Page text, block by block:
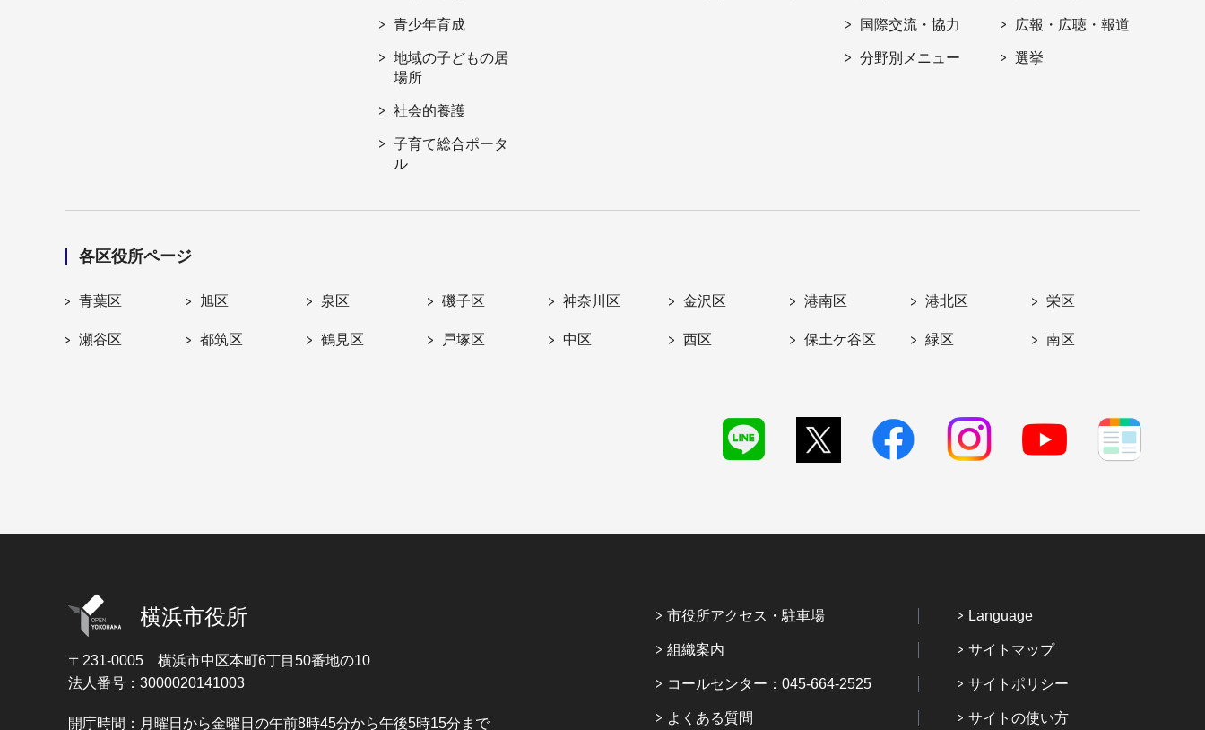
青少年育成
地域の子どもの居
場所
社会的養護
子育て総合ポータ
ル
国際交流・協力
分野別メニュー
広報・広聴・報道
選挙
各区役所ページ
青葉区 旭区 泉区 磯子区 神奈川区 金沢区 港南区 港北区 栄区
瀬谷区 都筑区 鶴見区 戸塚区 中区 西区 保土ケ谷区 緑区 南区
横浜市役所
〒231-0005 横浜市中区本町6丁目50番地の10
法人番号：3000020141003
開庁時間：月曜日から金曜日の午前8時45分から午後5時15分まで
市役所アクセス・駐車場
組織案内
コールセンター：045-664-2525
よくある質問
Language
サイトマップ
サイトポリシー
サイトの使い方